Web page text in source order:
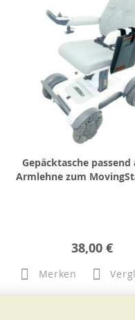
Gepäcktasche passend
Armlehne zum
38,00 €
Merken